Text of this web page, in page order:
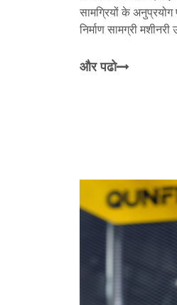
सामग्रियों के
निर्माण सामग्री
और पढो